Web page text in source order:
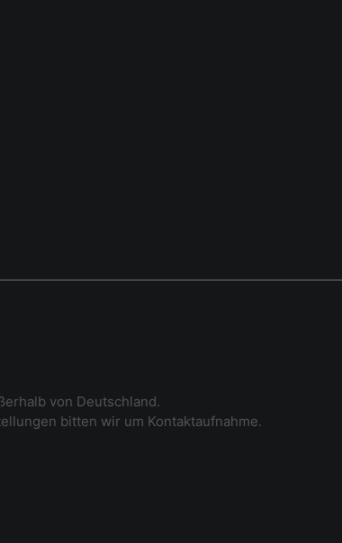
von Deutschland.
bitten wir um Kontaktaufnahme.